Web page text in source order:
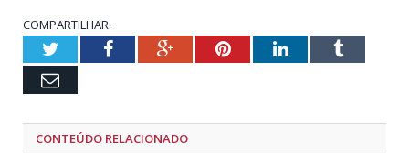
COMPARTILHAR:
TwitterFacebookGoogle+PinterestLinkedInTumblr
Email
CONTEÚDO RELACIONADO